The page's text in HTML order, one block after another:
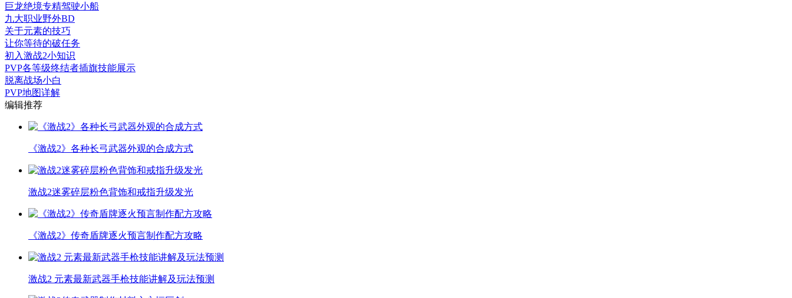
巨龙绝境专精驾驶小船
九大职业野外BD
关于元素的技巧
让你等待的破任务
初入激战2小知识
PVP各等级终结者插旗技能展示
脱离战场小白
PVP地图详解
编辑推荐
《激战2》各种长弓武器外观的合成方式
激战2迷雾碎层粉色背饰和戒指升级发光
《激战2》传奇盾牌逐火预言制作配方攻略
激战2 元素最新武器手枪技能讲解及玩法预测